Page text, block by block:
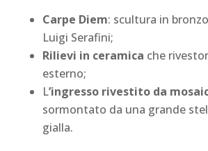
Carpe Diem: scultura in
Luigi Serafini;
Rilievi in ceramica che
esterno;
L’ingresso rivestito da
sormontato da una grande
gialla.